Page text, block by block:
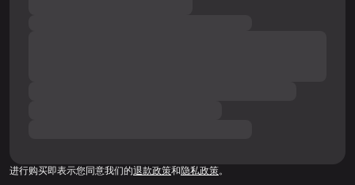
进行购买即表示您同意我们的退款政策和隐私政策。